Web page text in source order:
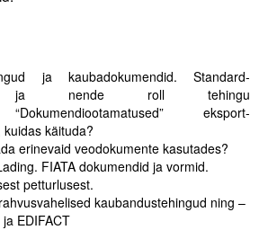
ja kaubadokumendid. Standard-
ja nende roll tehingu
eksport-
käituda?
erinevaid veodokumente kasutades?
FIATA dokumendid ja vormid.
petturlusest.
kaubandustehingud ning –
EDIFACT